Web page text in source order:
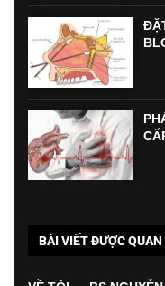
BÀI VIẾT ĐƯỢC